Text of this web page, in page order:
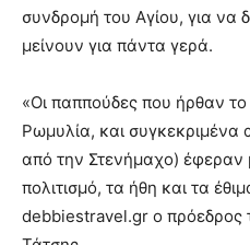
συνδρομή του Αγίου, για
μείνουν για πάντα γερά.
«Οι παππούδες που ήρθαν
Ρωμυλία, και
από την Στενήμαχο) έφεραν
πολιτισμό, τα ήθη και τα
debbiestravel.gr ο πρόεδρος